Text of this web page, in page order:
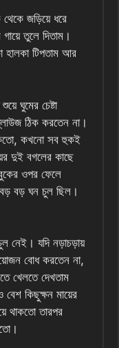
থেকে জড়িয়ে ধরে
তুলে দিতাম।
হালকা টিপতাম আর
ঘুমের চেষ্টা
ঠিক করতেন না।
কখনো সব হুকই
দুই বগলের কাছে
ওপর ফেলে
বড় বড় ঘন চুল ছিল।
নেই। যদি নড়াচড়ায়
বোধ করতেন না,
খেলতে দেখতাম
বেশ কিছুক্ষন মায়ের
থাকতো তারপর